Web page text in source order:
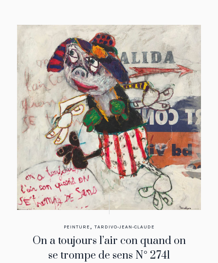
PEINTURE , TARDIVO-JEAN-CLAUDE
On a toujours l’air con quand on
se trompe de sens N° 2741